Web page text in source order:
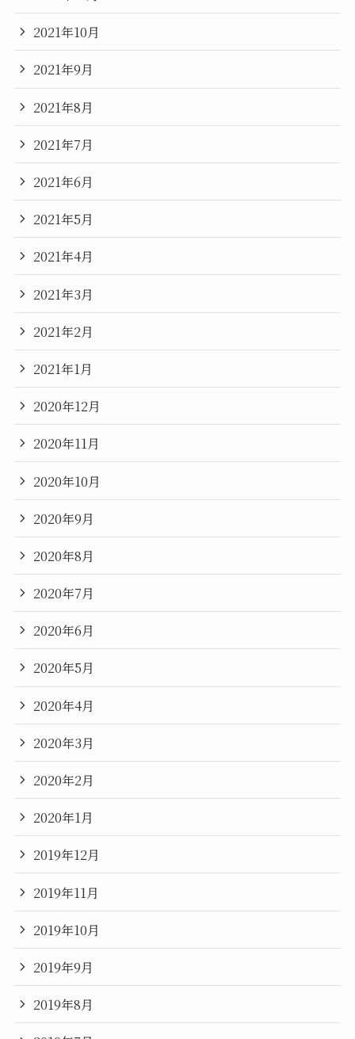
2021年10月
2021年9月
2021年8月
2021年7月
2021年6月
2021年5月
2021年4月
2021年3月
2021年2月
2021年1月
2020年12月
2020年11月
2020年10月
2020年9月
2020年8月
2020年7月
2020年6月
2020年5月
2020年4月
2020年3月
2020年2月
2020年1月
2019年12月
2019年11月
2019年10月
2019年9月
2019年8月